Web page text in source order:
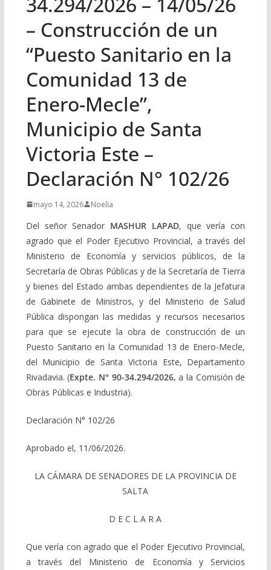
– Construcción de un
“Puesto Sanitario en la
Comunidad 13 de
Enero-Mecle”,
Municipio de Santa
Victoria Este –
Declaración N° 102/26
mayo 14, 2026 Noelia
Del señor Senador MASHUR LAPAD, que vería con
agrado que el Poder Ejecutivo Provincial, a través del
Ministerio de Economía y servicios públicos, de la
Secretaría de Obras Públicas y de la Secretaría de Tierra
y bienes del Estado ambas dependientes de la Jefatura
de Gabinete de Ministros, y del Ministerio de Salud
Pública dispongan las medidas y recursos necesarios
para que se ejecute la obra de construcción de un
Puesto Sanitario en la Comunidad 13 de Enero-Mecle,
del Municipio de Santa Victoria Este, Departamento
Rivadavia. (Expte. N° 90-34.294/2026, a la Comisión de
Obras Públicas e Industria).
Declaración N° 102/26
Aprobado el, 11/06/2026.
LA CÁMARA DE SENADORES DE LA PROVINCIA DE
SALTA
D E C L A R A
Que vería con agrado que el Poder Ejecutivo Provincial,
a través del Ministerio de Economía y Servicios